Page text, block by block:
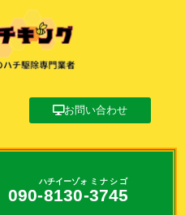
お問い合わせ
090-8130
ハチイーゾォ
-3745
ミナシゴ